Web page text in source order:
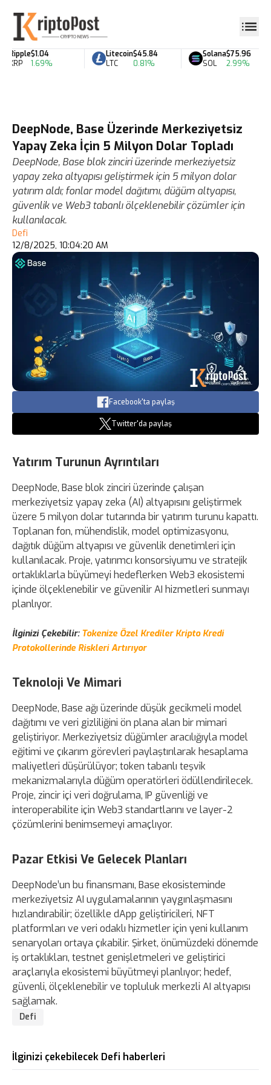
Ripple
XRP
$1.04
1.69%
Litecoin
LTC
$45.84
0.81%
Solana
SOL
$75.96
2.99%
DeepNode, Base Üzerinde Merkeziyetsiz
Yapay Zeka İçin 5 Milyon Dolar Topladı
DeepNode, Base blok zinciri üzerinde merkeziyetsiz
yapay zeka altyapısı geliştirmek için 5 milyon dolar
yatırım aldı; fonlar model dağıtımı, düğüm altyapısı,
güvenlik ve Web3 tabanlı ölçeklenebilir çözümler için
kullanılacak.
Defi
12/8/2025, 10:04:20 AM
Facebook'ta paylaş
Twitter'da paylaş
Yatırım Turunun Ayrıntıları
DeepNode, Base blok zinciri üzerinde çalışan
merkeziyetsiz yapay zeka (AI) altyapısını geliştirmek
üzere 5 milyon dolar tutarında bir yatırım turunu kapattı.
Toplanan fon, mühendislik, model optimizasyonu,
dağıtık düğüm altyapısı ve güvenlik denetimleri için
kullanılacak. Proje, yatırımcı konsorsiyumu ve stratejik
ortaklıklarla büyümeyi hedeflerken Web3 ekosistemi
içinde ölçeklenebilir ve güvenilir AI hizmetleri sunmayı
planlıyor.
İlginizi Çekebilir: Tokenize Özel Krediler Kripto Kredi
Protokollerinde Riskleri Artırıyor
Teknoloji Ve Mimari
DeepNode, Base ağı üzerinde düşük gecikmeli model
dağıtımı ve veri gizliliğini ön plana alan bir mimari
geliştiriyor. Merkeziyetsiz düğümler aracılığıyla model
eğitimi ve çıkarım görevleri paylaştırılarak hesaplama
maliyetleri düşürülüyor; token tabanlı teşvik
mekanizmalarıyla düğüm operatörleri ödüllendirilecek.
Proje, zincir içi veri doğrulama, IP güvenliği ve
interoperabilite için Web3 standartlarını ve layer-2
çözümlerini benimsemeyi amaçlıyor.
Pazar Etkisi Ve Gelecek Planları
DeepNode’un bu finansmanı, Base ekosisteminde
merkeziyetsiz AI uygulamalarının yaygınlaşmasını
hızlandırabilir; özellikle dApp geliştiricileri, NFT
platformları ve veri odaklı hizmetler için yeni kullanım
senaryoları ortaya çıkabilir. Şirket, önümüzdeki dönemde
iş ortaklıkları, testnet genişletmeleri ve geliştirici
araçlarıyla ekosistemi büyütmeyi planlıyor; hedef,
güvenli, ölçeklenebilir ve topluluk merkezli AI altyapısı
sağlamak.
Defi
İlginizi çekebilecek Defi haberleri